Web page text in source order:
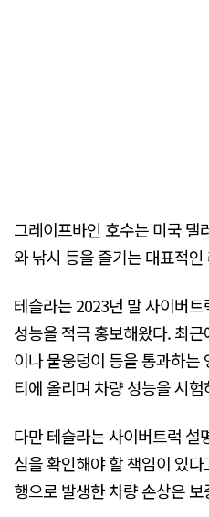
그레이프바인 호수는 미국
와 낚시 등을 즐기는 대표적
테슬라는 2023년 말 사이버
성능을 적극 홍보해왔다. 최
이나 물웅덩이 등을 통과하는
티에 올리며 차량 성능을 시
다만 테슬라는 사이버트럭 설
심을 확인해야 할 책임이 있
행으로 발생한 차량 손상은